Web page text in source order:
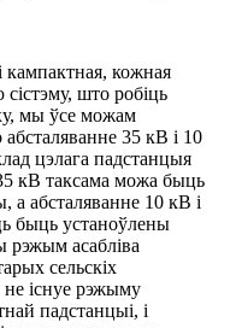
кампактная, кожная
што робіць
мы ўсе можам
35 кВ і 10
цэлага падстанцыя
кВ таксама можа быць
а абсталяванне 10 кВ і
быць устаноўлены
рэжым асабліва
сельскіх
існуе рэжыму
падстанцыі, і